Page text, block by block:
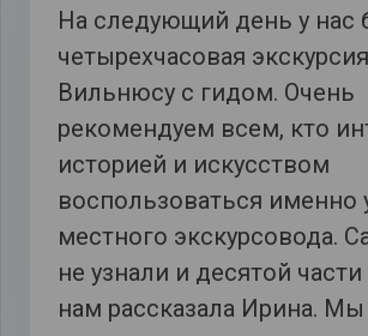
На следующий день у нас
четырехчасовая
Вильнюсу с гидом. Очень
рекомендуем всем, кто
историей и искусством
воспользоваться именно
местного экскурсовода.
не узнали и десятой части
нам рассказала Ирина.